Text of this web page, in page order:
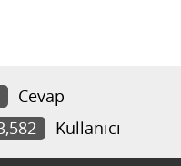
Cevap
Kullanıcı